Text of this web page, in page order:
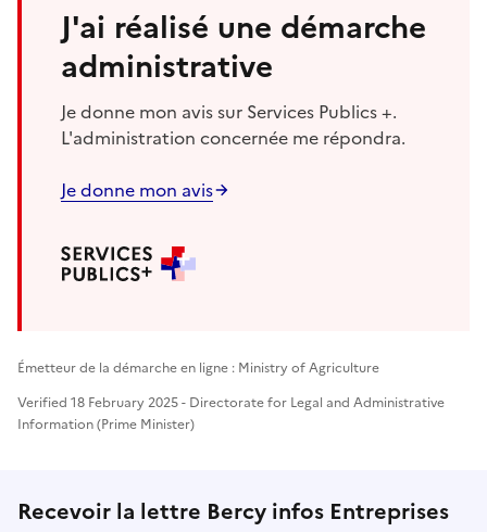
J'ai réalisé une démarche
administrative
Je donne mon avis sur Services Publics +.
L'administration concernée me répondra.
Je donne mon avis
Émetteur de la démarche en ligne : Ministry of Agriculture
Verified 18 February 2025 - Directorate for Legal and Administrative
Information (Prime Minister)
Recevoir la lettre Bercy infos Entreprises